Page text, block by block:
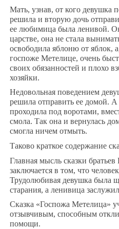
Мать, узнав, от кого девушка
решила и вторую дочь
ее любимица была ленивой.
царстве, она не стала
освободила яблоню от яблок,
госпоже Метелице, очень
своих обязанностей и плохо
хозяйки.
Недовольная поведением
решила отправить ее домой. А
проходила под воротами,
смола. Так она и вернулась
смогла ничем отмыть.
Таково краткое содержание
Главная мысль сказки
заключается в том, что
Трудолюбивая девушка была
старания, а ленивица
Сказка «Госпожа Метелица»
отзывчивым, способным
помощи.